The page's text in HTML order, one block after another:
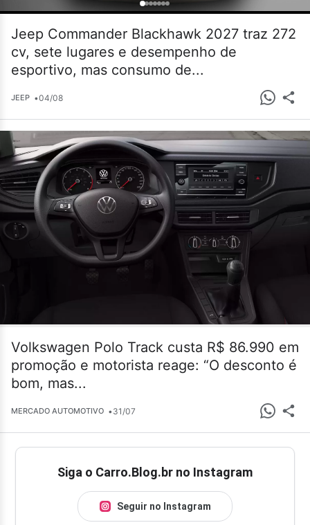
Jeep Commander Blackhawk 2027 traz 272
cv, sete lugares e desempenho de
esportivo, mas consumo de...
JEEP •04/08
Volkswagen Polo Track custa R$ 86.990 em
promoção e motorista reage: “O desconto é
bom, mas...
MERCADO AUTOMOTIVO •31/07
Siga o Carro.Blog.br no Instagram
Seguir no Instagram